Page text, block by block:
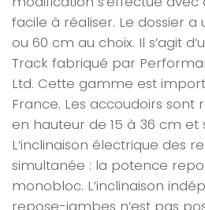
facile à réaliser. Le dossier a
ou 60 cm au choix. Il s’agit
Track fabriqué par
Ltd. Cette gamme est
France. Les accoudoirs sont
en hauteur de 15 à 36 cm
L’inclinaison électrique des
simultanée : la potence
monobloc. L’inclinaison
repose-jambes n’est pas